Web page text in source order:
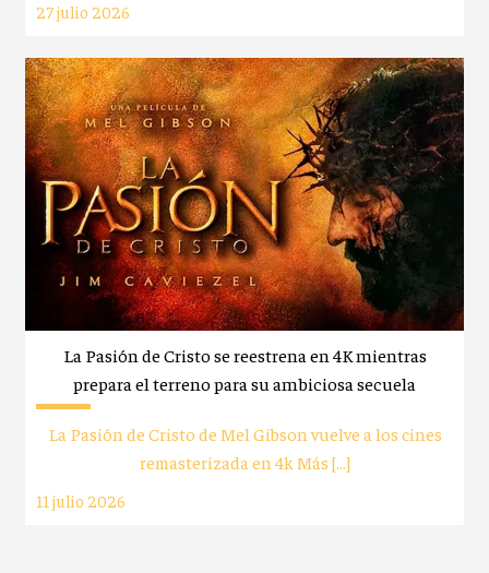
27 julio 2026
La Pasión de Cristo se reestrena en 4K mientras
prepara el terreno para su ambiciosa secuela
La Pasión de Cristo de Mel Gibson vuelve a los cines
remasterizada en 4k Más […]
11 julio 2026